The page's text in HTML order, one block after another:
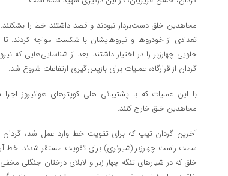
مجاهدین خلق دست‌بردار نبودند و قصد داشتند خط را بشکنند.
جلویی چهارزبر را در اختیار داشتند. بعد از شناسایی‌هایی که
گردان از قرارگاه، عملیات برای بازپس‌گیری ارتفاعات شروع شد.
با این عملیات که با پشتیبانی هلی کوپتر‌های هوانیروز
مجاهدین خلق خارج کنند.
آخرین گردان تیپ که برای تقویت خط وارد عمل شد،
سمت راست چهارزبر (شیرنری) برای تقویت مستقر شدند. خط
خلق که در شیار‌های تنگه چهار زبر و لابلای درختان جنگلی